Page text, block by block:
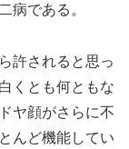
病である。
許されると思っ
くとも何ともな
ヤ顔がさらに不
んど機能してい